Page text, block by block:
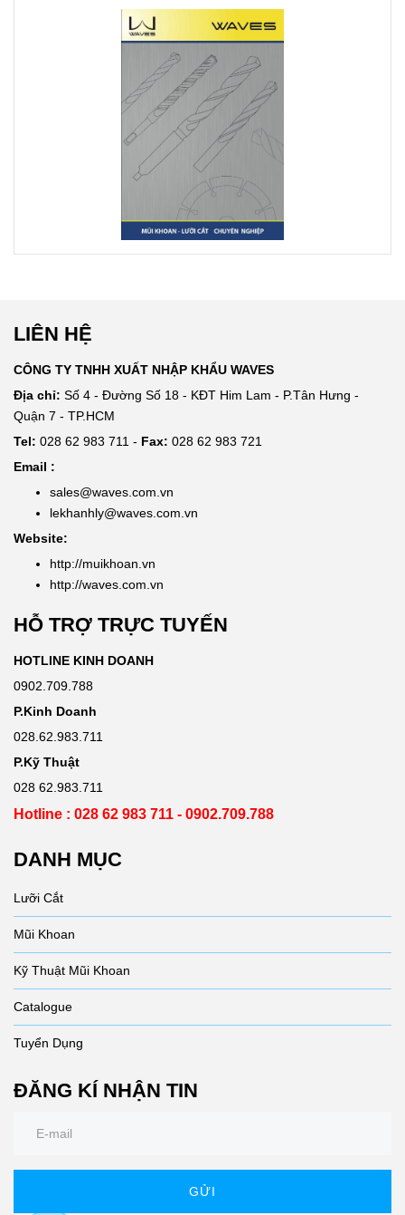
LIÊN HỆ
CÔNG TY TNHH XUẤT NHẬP KHẨU WAVES
Địa chỉ: Số 4 - Đường Số 18 - KĐT Him Lam - P.Tân Hưng -
Quận 7 - TP.HCM
Tel: 028 62 983 711 - Fax: 028 62 983 721
Email :
sales@waves.com.vn
lekhanhly@waves.com.vn
Website:
http://muikhoan.vn
http://waves.com.vn
HỖ TRỢ TRỰC TUYẾN
HOTLINE KINH DOANH
0902.709.788
P.Kinh Doanh
028.62.983.711
P.Kỹ Thuật
028 62.983.711
Hotline : 028 62 983 711 - 0902.709.788
DANH MỤC
Lưỡi Cắt
Mũi Khoan
Kỹ Thuật Mũi Khoan
Catalogue
Tuyển Dụng
ĐĂNG KÍ NHẬN TIN
GỬI